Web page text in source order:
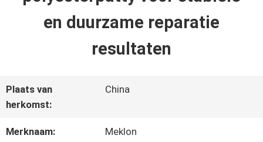
PRODUCTEN
OVER
ONS
en duurzame reparatie
resultaten
Plaats van
herkomst:
China
Merknaam: Meklon